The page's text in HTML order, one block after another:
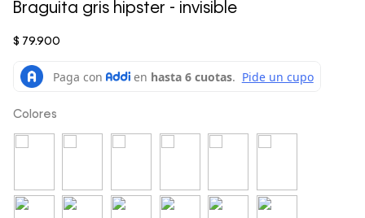
Braguita gris hipster - invisible
$ 79.900
Colores